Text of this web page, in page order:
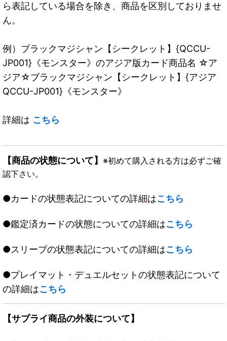
ら表記している場合を除き、商品を区別しておりませ
ん。
例）ブラックマジシャン【シークレット】{QCCU-
JP001}《モンスター》のアジア版カード商品名 ☆ア
ジア☆ブラックマジシャン【シークレット】{アジア
QCCU-JP001}《モンスター》
詳細は こちら
【商品の状態について】 ※初めて購入される方は必ずご確
認下さい。
●カードの状態表記についての詳細はこちら
●鑑定済カードの状態についての詳細はこちら
●スリーブの状態表記についての詳細はこちら
●プレイマット・デュエルセットの状態表記について
の詳細はこちら
【サプライ商品の外装について】